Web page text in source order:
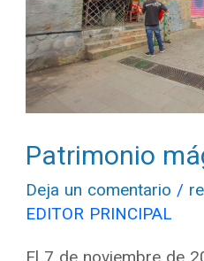
Patrimonio
Deja un comentario /
EDITOR PRINCIPAL